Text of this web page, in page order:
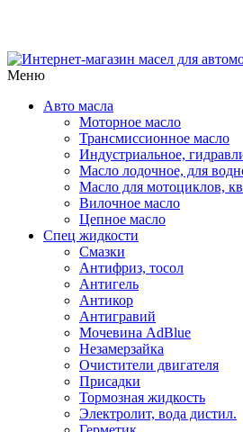
Меню
Авто масла
Моторное масло
Трансмиссионное масло
Индустриальное,
Масло лодочное, для
Масло для мотоциклов,
Вилочное масло
Цепное масло
Спец жидкости
Смазки
Антифриз, тосол
Антигель
Антикор
Антигравий
Мочевина AdBlue
Незамерзайка
Очистители двигателя
Присадки
Тормозная жидкость
Электролит, вода дистил.